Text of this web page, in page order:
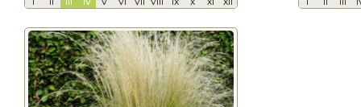
I II III IV V VI VII VIII IX X XI XII I II III